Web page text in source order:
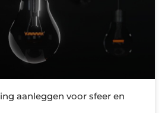
aanleggen voor sfeer en